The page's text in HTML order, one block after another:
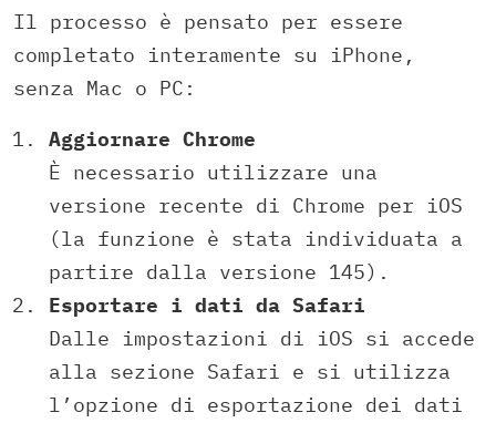
Il processo è pensato per essere
completato interamente su iPhone,
senza Mac o PC:
Aggiornare Chrome
È necessario utilizzare una
versione recente di Chrome per iOS
(la funzione è stata individuata a
partire dalla versione 145).
Esportare i dati da Safari
Dalle impostazioni di iOS si accede
alla sezione Safari e si utilizza
l’opzione di esportazione dei dati